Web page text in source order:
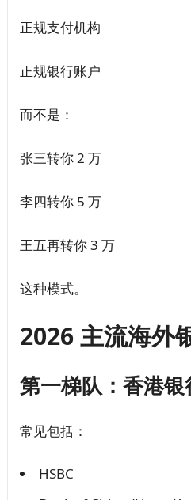
正规支付机构
正规银行账户
而不是：
张三转你 2 万
李四转你 5 万
王五再转你 3 万
这种模式。
2026 主流海外
第一梯队：香港银
常见包括：
HSBC